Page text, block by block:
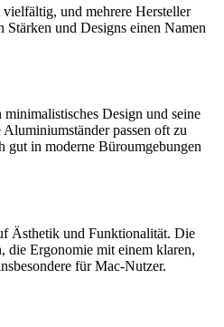
und mehrere Hersteller
Stärken und Designs einen Namen
Design und seine
passen oft zu
gut in moderne Büroumgebungen
Ästhetik und Funktionalität. Die
die Ergonomie mit einem klaren,
für Mac-Nutzer.